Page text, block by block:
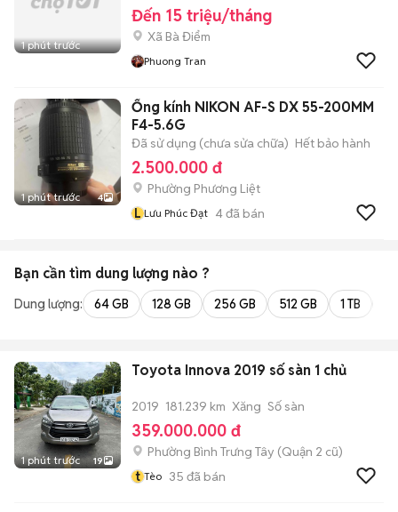
1 phút trước
Đến 15 triệu/tháng
Xã Bà Điểm
Phuong Tran
1 phút trước 4
Ống kính NIKON AF-S DX 55-200MM
F4-5.6G
Đã sử dụng (chưa sửa chữa) Hết bảo hành
2.500.000 đ
Phường Phương Liệt
L Lưu Phúc Đạt 4đã bán
Bạn cần tìm dung lượng nào ?
Dung lượng: 64 GB 128 GB 256 GB 512 GB 1 TB
1 phút trước 19
Toyota Innova 2019 số sàn 1 chủ
2019 181.239 km Xăng Số sàn
359.000.000 đ
Phường Bình Trưng Tây (Quận 2 cũ)
t Tèo 35 đã bán